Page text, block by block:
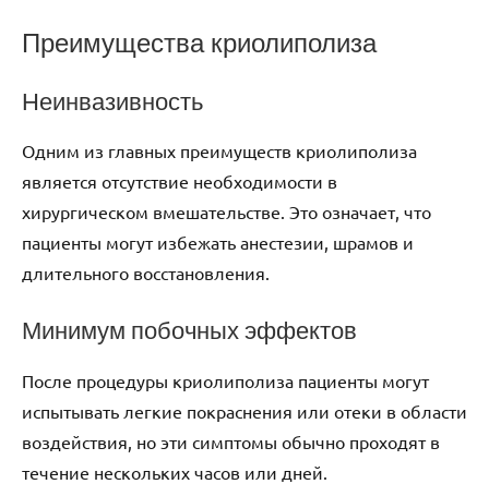
Преимущества криолиполиза
Неинвазивность
Одним из главных преимуществ криолиполиза
является отсутствие необходимости в
хирургическом вмешательстве. Это означает, что
пациенты могут избежать анестезии, шрамов и
длительного восстановления.
Минимум побочных эффектов
После процедуры криолиполиза пациенты могут
испытывать легкие покраснения или отеки в области
воздействия, но эти симптомы обычно проходят в
течение нескольких часов или дней.